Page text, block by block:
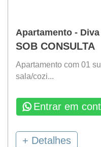
Apartamento - Diva
SOB CONSULTA
Apartamento com 01
sala/cozi...
Entrar em
+ Detalhes